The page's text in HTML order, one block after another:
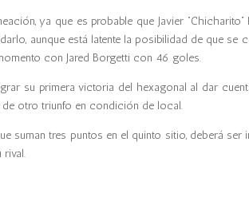
ya que es probable que Javier
aunque está latente la posibilidad de que se
con Jared Borgetti con 46 goles.
su primera victoria del hexagonal al dar
de otro triunfo en condición de local.
suman tres puntos en el quinto sitio, deberá ser